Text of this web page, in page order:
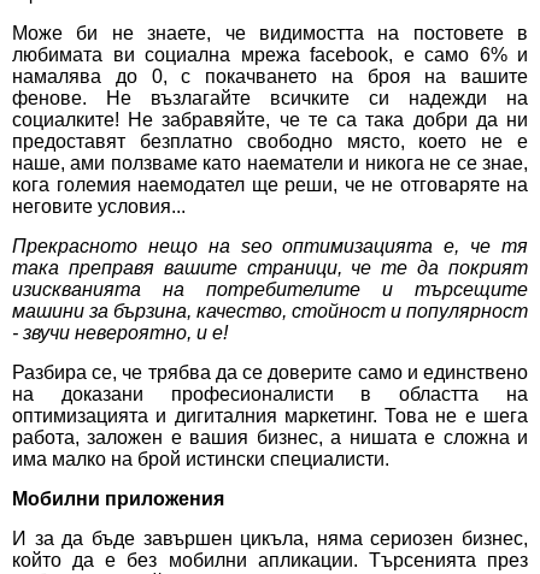
Може би не знаете, че видимостта на постовете в
любимата ви социална мрежа facebook, е само 6% и
намалява до 0, с покачването на броя на вашите
фенове. Не възлагайте всичките си надежди на
социалките! Не забравяйте, че те са така добри да ни
предоставят безплатно свободно място, което не е
наше, ами ползваме като наематели и никога не се знае,
кога големия наемодател ще реши, че не отговаряте на
неговите условия...
Прекрасното нещо на seo оптимизацията е, че тя
така преправя вашите страници, че те да покрият
изискванията на потребителите и търсещите
машини за бързина, качество, стойност и популярност
- звучи невероятно, и е!
Разбира се, че трябва да се доверите само и единствено
на доказани професионалисти в областта на
оптимизацията и дигиталния маркетинг. Това не е шега
работа, заложен е вашия бизнес, а нишата е сложна и
има малко на брой истински специалисти.
Мобилни приложения
И за да бъде завършен цикъла, няма сериозен бизнес,
който да е без мобилни апликации. Търсенията през